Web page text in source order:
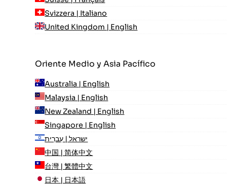
Svizzera | Italiano
United Kingdom | English
Oriente Medio y Asia Pacífico
Australia | English
Malaysia | English
New Zealand | English
Singapore | English
ישראל | עִברִית
中国 | 简体中文
台灣 | 繁體中文
日本 | 日本語